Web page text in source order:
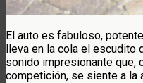
El auto es fabuloso,
lleva en la cola el escudito
sonido impresionante que,
competición, se siente a la